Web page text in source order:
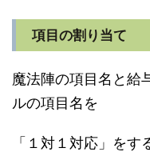
項目の割り当て
魔法陣の項目名と給
ルの項目名を
「１対１対応」を